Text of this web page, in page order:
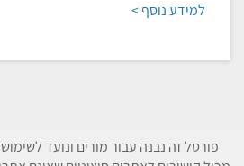
למידע נוסף >
פורטל זה נבנה עבור מורים ונועד